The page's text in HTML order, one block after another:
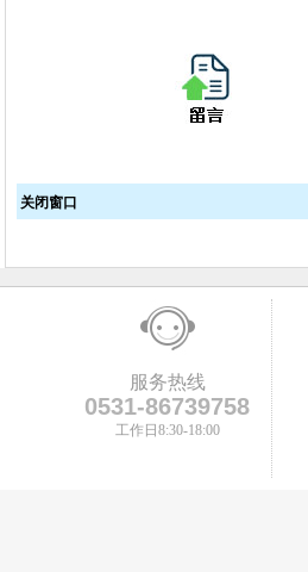
关闭窗口
服务热线
0531-86739758
工作日8:30-18:00